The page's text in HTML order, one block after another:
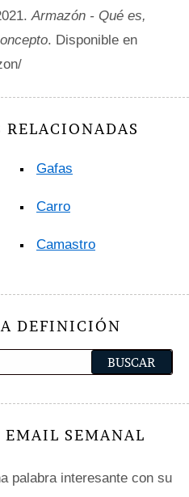
Armazón - Qué es,
. Disponible en
Gafas
Carro
Camastro
DEFINICIÓN
EMAIL SEMANAL
palabra interesante con su